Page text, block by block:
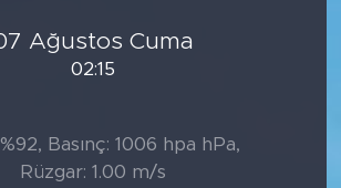
Ağustos Cuma
02:15
Basınç: 1006 hpa hPa,
Rüzgar: 1.00 m/s